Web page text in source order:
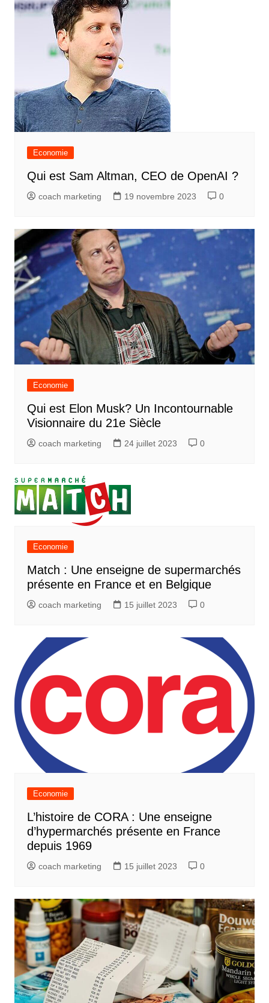
Economie
Qui est Sam Altman, CEO de OpenAI ?
coach marketing 19 novembre 2023 0
Economie
Qui est Elon Musk? Un Incontournable
Visionnaire du 21e Siècle
coach marketing 24 juillet 2023 0
Economie
Match : Une enseigne de supermarchés
présente en France et en Belgique
coach marketing 15 juillet 2023 0
Economie
L’histoire de CORA : Une enseigne
d’hypermarchés présente en France
depuis 1969
coach marketing 15 juillet 2023 0